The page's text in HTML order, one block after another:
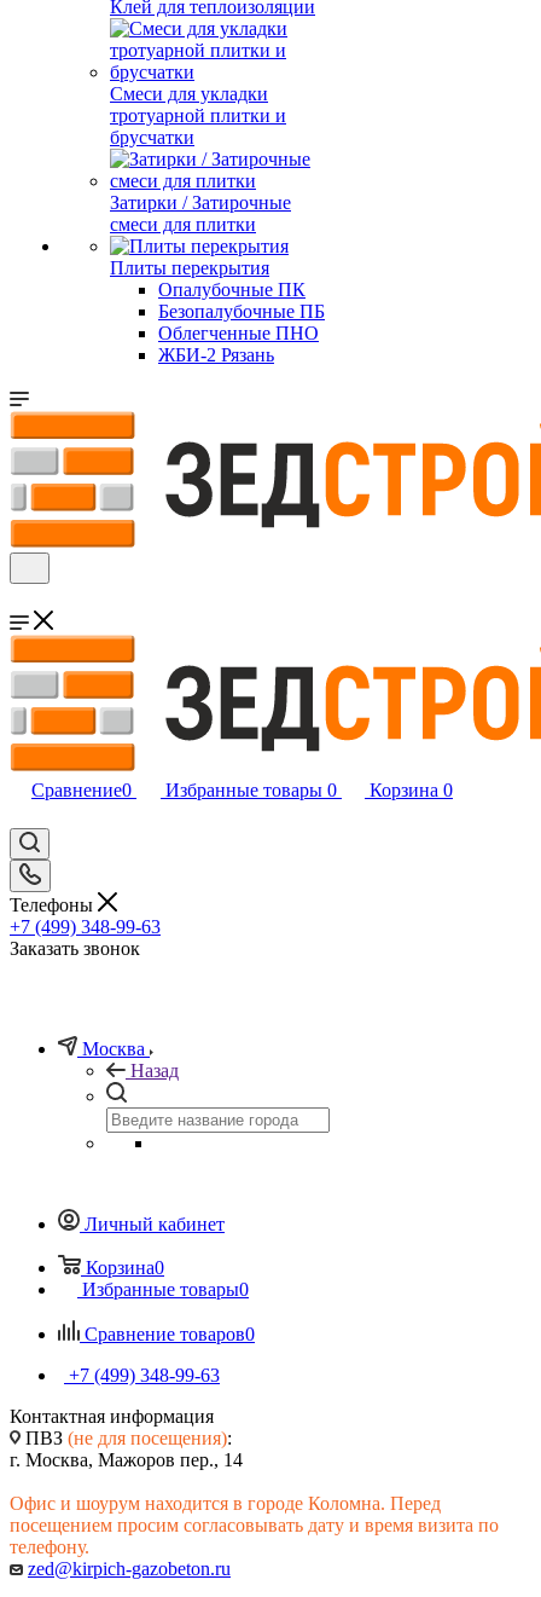
Клей для теплоизоляции
Смеси для укладки
тротуарной плитки и
брусчатки
Затирки / Затирочные
смеси для плитки
Плиты перекрытия
Опалубочные ПК
Безопалубочные ПБ
Облегченные ПНО
ЖБИ-2 Рязань
Сравнение0 Избранные товары 0 Корзина 0
Телефоны
+7 (499) 348-99-63
Заказать звонок
Москва
Назад
Личный кабинет
Корзина0
Избранные товары0
Сравнение товаров0
+7 (499) 348-99-63
Контактная информация
ПВЗ (не для посещения):
г. Москва, Мажоров пер., 14
Офис и шоурум находится в городе Коломна. Перед
посещением просим согласовывать дату и время визита по
телефону.
zed@kirpich-gazobeton.ru